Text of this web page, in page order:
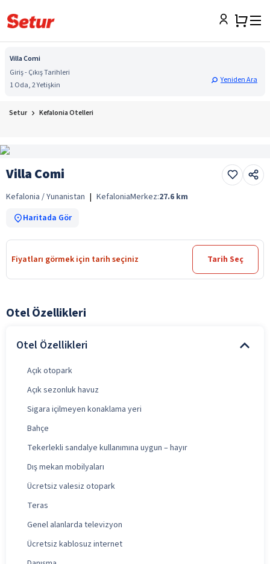
Villa Comi
Giriş - Çıkış Tarihleri
1 Oda, 2 Yetişkin
Yeniden Ara
Setur Kefalonia Otelleri
Villa Comi
Kefalonia / Yunanistan | KefaloniaMerkez:27.6 km
Haritada Gör
Fiyatları görmek için tarih seçiniz Tarih Seç
Otel Özellikleri
Otel Özellikleri
Açık otopark
Açık sezonluk havuz
Sigara içilmeyen konaklama yeri
Bahçe
Tekerlekli sandalye kullanımına uygun – hayır
Dış mekan mobilyaları
Ücretsiz valesiz otopark
Teras
Genel alanlarda televizyon
Ücretsiz kablosuz internet